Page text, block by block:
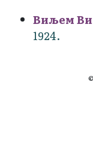
Виљем
1924.